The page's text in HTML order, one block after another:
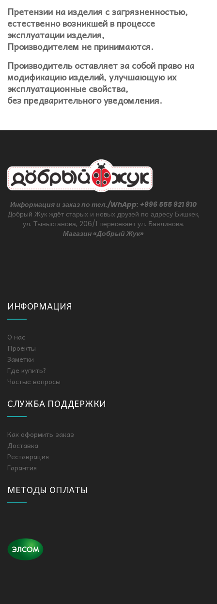
Претензии на изделия с загрязненностью,
естественно возникшей в процессе
эксплуатации изделия,
Производителем не принимаются.
Производитель оставляет за собой право на
модификацию изделий, улучшающую их
эксплуатационные свойства,
без предварительного уведомления.
Информация и заказ по тел./WhApp: +996 555 921 910
Добрый Жук ждёт старых и новых друзей по адресу Бишкек,
ул. Тыныстанова, 206/1 пересекает ул. Баялинова.
Магазин «Добрый Жук»
ИНФОРМАЦИЯ
О нас
Проекты
Заметки
Где купить?
Частые вопросы
СЛУЖБА ПОДДЕРЖКИ
Как оформить заказ
Доставка
Реставрация
Гарантия
МЕТОДЫ ОПЛАТЫ